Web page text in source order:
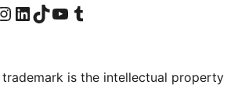
account
page
our Instagram account
Visit our LinkedIn account
Visit our TikTok account
Visit our YouTube channel
Visit our Tumblr account
trademark is the intellectual property